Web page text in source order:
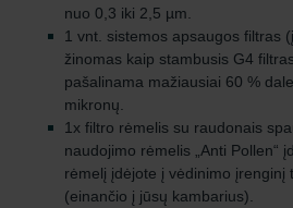
nuo 0,3 iki 2,5 µm.
1 vnt. sistemos apsaugos filtras
žinomas kaip stambusis G4
pašalinama mažiausiai 60 %
mikronų.
1x filtro rėmelis su raudonais
naudojimo rėmelis „Anti Pollen“
rėmelį įdėjote į vėdinimo įrenginį
(einančio į jūsų kambarius).